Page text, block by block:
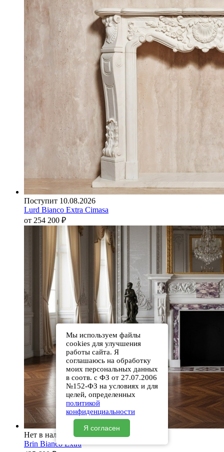
Поступит 10.08.2026
Lurd Bianco Extra Cimasa
от 254 200 ₽
Нет в наличии
Brin Bianco Extra
Мы используем файлы
cookies для улучшения
работы сайта. Я
соглашаюсь на обработку
моих персональных данных
в соотв. с ФЗ от 27.07.2006
№152-ФЗ на условиях и для
целей, определенных
политикой
конфиденциальности
Я согласен